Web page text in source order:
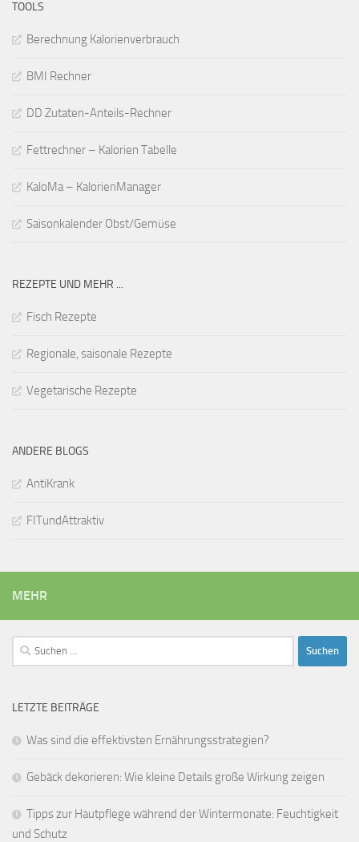
TOOLS
Berechnung Kalorienverbrauch
BMI Rechner
DD Zutaten-Anteils-Rechner
Fettrechner – Kalorien Tabelle
KaloMa – KalorienManager
Saisonkalender Obst/Gemüse
REZEPTE UND MEHR ...
Fisch Rezepte
Regionale, saisonale Rezepte
Vegetarische Rezepte
ANDERE BLOGS
AntiKrank
FITundAttraktiv
MEHR
Suchen
nach:
LETZTE BEITRÄGE
Was sind die effektivsten Ernährungsstrategien?
Gebäck dekorieren: Wie kleine Details große Wirkung zeigen
Tipps zur Hautpflege während der Wintermonate: Feuchtigkeit
und Schutz